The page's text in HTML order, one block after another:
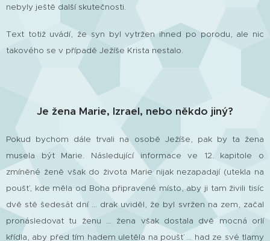
nebyly ještě další skutečnosti.
Text totiž uvádí, že syn byl vytržen ihned po porodu, ale nic
takového se v případě Ježíše Krista nestalo.
Je žena Marie, Izrael, nebo někdo jiný?
Pokud bychom dále trvali na osobě Ježíše, pak by ta žena
musela být Marie. Následující informace ve 12. kapitole o
zmíněné ženě však do života Marie nijak nezapadají (utekla na
poušť, kde měla od Boha připravené místo, aby ji tam živili tisíc
dvě stě šedesát dní ... drak uviděl, že byl svržen na zem, začal
pronásledovat tu ženu ... žena však dostala dvě mocná orlí
křídla, aby před tím hadem uletěla na poušť ... had ze své tlamy